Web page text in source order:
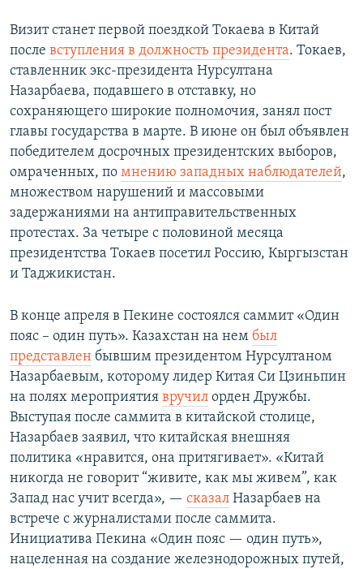
Визит станет первой поездкой Токаева в Китай
после вступления в должность президента. Токаев,
ставленник экс-президента Нурсултана
Назарбаева, подавшего в отставку, но
сохраняющего широкие полномочия, занял пост
главы государства в марте. В июне он был объявлен
победителем досрочных президентских выборов,
омраченных, по мнению западных наблюдателей,
множеством нарушений и массовыми
задержаниями на антиправительственных
протестах. За четыре с половиной месяца
президентства Токаев посетил Россию, Кыргызстан
и Таджикистан.
В конце апреля в Пекине состоялся саммит «Один
пояс – один путь». Казахстан на нем был
представлен бывшим президентом Нурсултаном
Назарбаевым, которому лидер Китая Си Цзиньпин
на полях мероприятия вручил орден Дружбы.
Выступая после саммита в китайской столице,
Назарбаев заявил, что китайская внешняя
политика «нравится, она притягивает». «Китай
никогда не говорит “живите, как мы живем”, как
Запад нас учит всегда», — сказал Назарбаев на
встрече с журналистами после саммита.
Инициатива Пекина «Один пояс — один путь»,
нацеленная на создание железнодорожных путей,